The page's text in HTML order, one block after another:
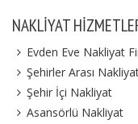
NAKLIYAT
Evden Eve Nakliyat
Şehirler Arası
Şehir İçi Nakliyat
Asansörlü Nakliyat